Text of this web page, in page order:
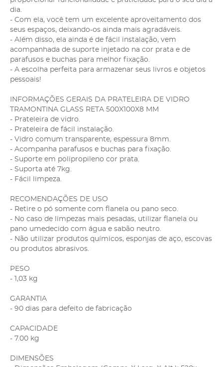
dia.
- Com ela, você tem um excelente aproveitamento dos
seus espaços, deixando-os ainda mais agradáveis.
- Além disso, ela ainda é de fácil instalação, vem
acompanhada de suporte injetado na cor prata e de
parafusos e buchas para melhor fixação.
- A escolha perfeita para armazenar seus livros e objetos
pessoais!
INFORMAÇÕES GERAIS DA PRATELEIRA DE VIDRO
TRAMONTINA GLASS RETA 500X100X8 MM
- Prateleira de vidro.
- Prateleira de fácil instalação.
- Vidro comum transparente, espessura 8mm.
- Acompanha parafusos e buchas para fixação.
- Suporte em polipropileno cor prata.
- Suporta até 7kg.
- Fácil limpeza.
RECOMENDAÇÕES DE USO
- Retire o pó somente com flanela ou pano seco.
- No caso de limpezas mais pesadas, utilizar flanela ou
pano umedecido com água e sabão neutro.
- Não utilizar produtos químicos, esponjas de aço, escovas
ou produtos abrasivos.
PESO
- 1,03 kg
GARANTIA
- 90 dias para defeito de fabricação
CAPACIDADE
- 7.00 kg
DIMENSÕES